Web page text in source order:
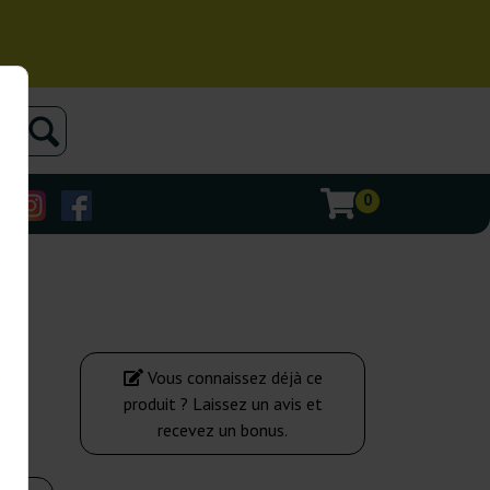
0
Vous connaissez déjà ce
produit ? Laissez un avis et
recevez un bonus.